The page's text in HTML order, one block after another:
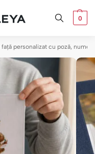
0
față personalizat cu poză, nume